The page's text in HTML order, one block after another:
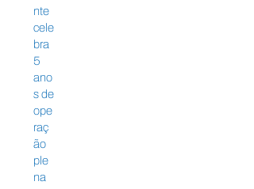
nte
cele
bra
5
ano
s de
ope
raç
ão
ple
na